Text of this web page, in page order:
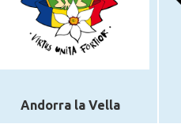
Andorra la Vella